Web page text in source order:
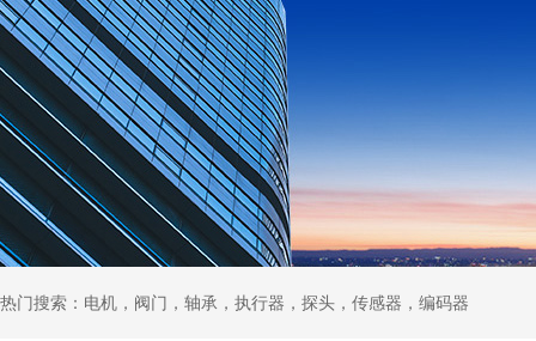
热门搜索：电机，阀门，轴承，执行器，探头，传感器，编码器